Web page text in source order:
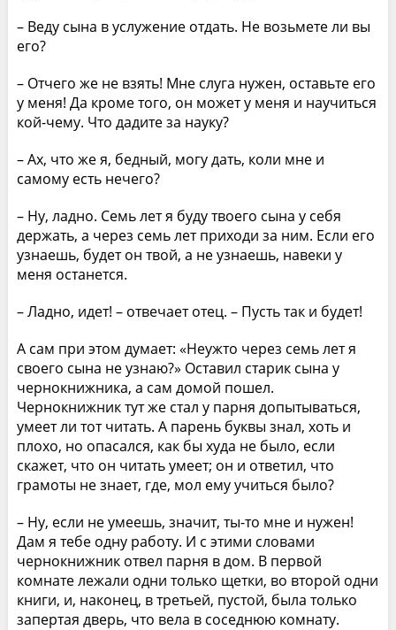
– Веду сына в услужение отдать. Не возьмете ли вы
его?
– Отчего же не взять! Мне слуга нужен, оставьте его
у меня! Да кроме того, он может у меня и научиться
кой-чему. Что дадите за науку?
– Ах, что же я, бедный, могу дать, коли мне и
самому есть нечего?
– Ну, ладно. Семь лет я буду твоего сына у себя
держать, а через семь лет приходи за ним. Если его
узнаешь, будет он твой, а не узнаешь, навеки у
меня останется.
– Ладно, идет! – отвечает отец. – Пусть так и будет!
А сам при этом думает: «Неужто через семь лет я
своего сына не узнаю?» Оставил старик сына у
чернокнижника, а сам домой пошел.
Чернокнижник тут же стал у парня допытываться,
умеет ли тот читать. А парень буквы знал, хоть и
плохо, но опасался, как бы худа не было, если
скажет, что он читать умеет; он и ответил, что
грамоты не знает, где, мол ему учиться было?
– Ну, если не умеешь, значит, ты-то мне и нужен!
Дам я тебе одну работу. И с этими словами
чернокнижник отвел парня в дом. В первой
комнате лежали одни только щетки, во второй одни
книги, и, наконец, в третьей, пустой, была только
запертая дверь, что вела в соседнюю комнату.